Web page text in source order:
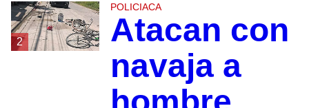
2
POLICIACA
Atacan con
navaja a